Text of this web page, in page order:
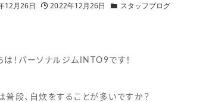
12月26日 2022年12月26日 スタッフブログ
は！パーソナルジムINTO9です！
普段、自炊をすることが多いですか？